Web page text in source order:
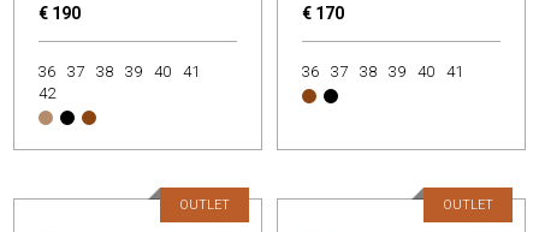
€ 190
36 37 38 39 40
41
42
€ 170
36 37 38 39 40 41
OUTLET OUTLET